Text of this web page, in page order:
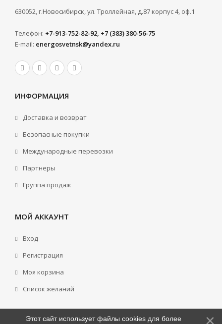
630052, г.Новосибирск, ул. Троллейная, д.87 корпус 4, оф.1
Телефон: +7-913-752-82-92, +7 (383) 380-56-75
E-mail: energosvetnsk@yandex.ru
ИНФОРМАЦИЯ
Доставка и возврат
Безопасные покупки
Международные перевозки
Партнеры
Группа продаж
МОЙ АККАУНТ
Вход
Регистрация
Моя корзина
Cписок желаний
Этот сайт использует файлы cookies для более